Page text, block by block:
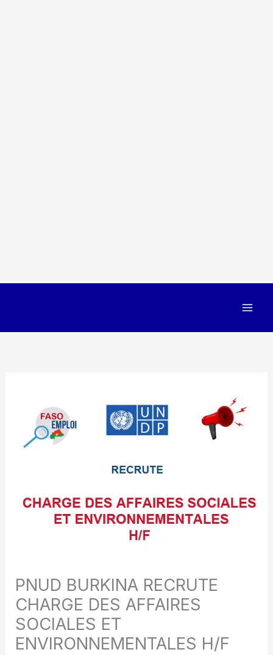
PNUD BURKINA RECRUTE
CHARGE DES AFFAIRES
SOCIALES ET
ENVIRONNEMENTALES H/F